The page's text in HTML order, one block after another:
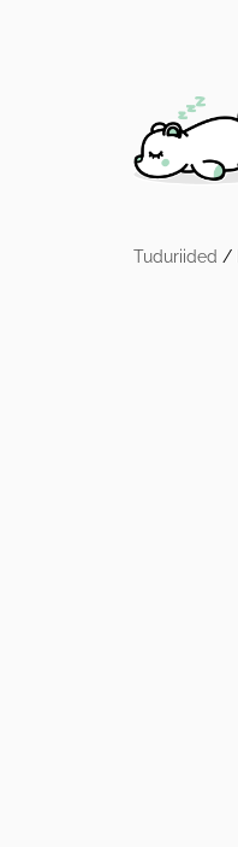
Tuduriided /